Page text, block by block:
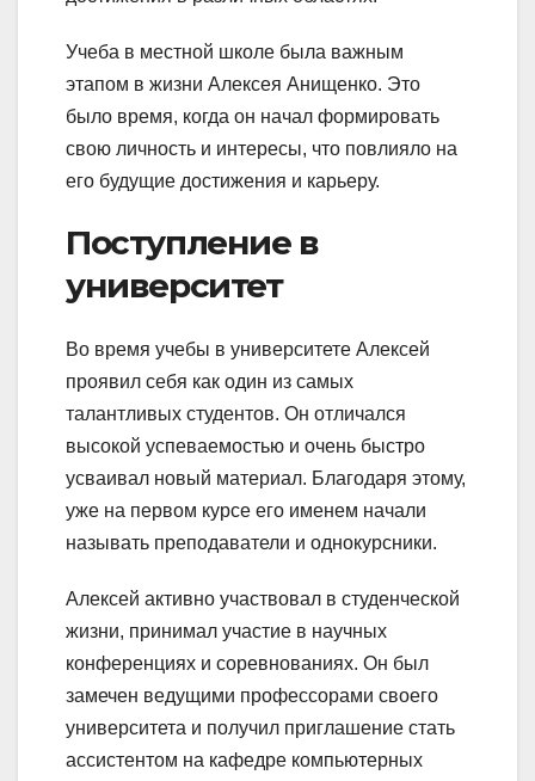
Учеба в местной школе была важным
этапом в жизни Алексея Анищенко. Это
было время, когда он начал формировать
свою личность и интересы, что повлияло на
его будущие достижения и карьеру.
Поступление в
университет
Во время учебы в университете Алексей
проявил себя как один из самых
талантливых студентов. Он отличался
высокой успеваемостью и очень быстро
усваивал новый материал. Благодаря этому,
уже на первом курсе его именем начали
называть преподаватели и однокурсники.
Алексей активно участвовал в студенческой
жизни, принимал участие в научных
конференциях и соревнованиях. Он был
замечен ведущими профессорами своего
университета и получил приглашение стать
ассистентом на кафедре компьютерных